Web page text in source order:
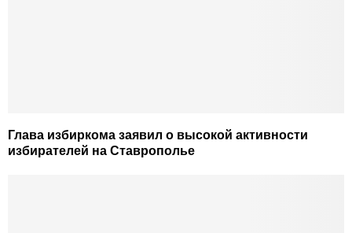
Глава избиркома заявил о высокой активности
избирателей на Ставрополье